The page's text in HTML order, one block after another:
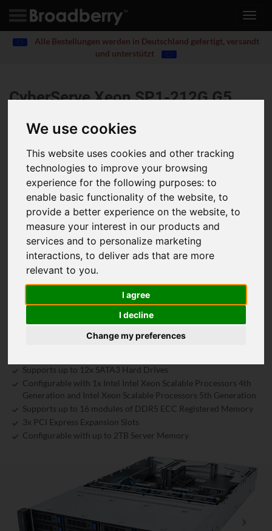
We use cookies
This website uses cookies and other tracking
technologies to improve your browsing
experience for the following purposes:to
enable basic functionality of the website,to
provide a better experience on the website,to
measure your interest in our products and
services and to personalize marketing
interactions,to deliver ads that are more
relevant to you.
I agree
I decline
Change my preferences
Alle Bestellungen werden in Deutschland gefertigt, versandt
und unterstützt
CyberServe Xeon SP1-212G G5
1Gb/s LAN port, redundant power supply, 12 x 3.5/2.5"
SATA/SAS hot-swappable bays, 5th/4th Gen Intel Xeon
Scalable processor
Supports up to 3x double slot Gen5 GPU cards
Single 5th/4th Gen Intel® Xeon® Scalable Processor, Single
processor, LGA 4677
8-Channel RDIMM DDR5 per processor, 16x DIMMs, Dual
ROM Architecture supported
1x 1Gb/s LAN port (Intel® I210-AT)
1x Dedicated management port
12x 3.5/2.5" SATA hot-swappable bays
1x M.2 slot with PCIe Gen3 x4 interface
2x OCP 3.0 Gen5 x16 mezzanine slots
Supports up to 12x SATA3 Hard Drives
Configurable with 1x Intel Intel Xeon Scalable Processors 4th
Generation and Intel Xeon Scalable Processors 5th Generation
Supports up to 16 modules of DDR5 ECC Registered Memory
3x PCI Express Expansion Slots
Configurable with up to 2TB Server Memory